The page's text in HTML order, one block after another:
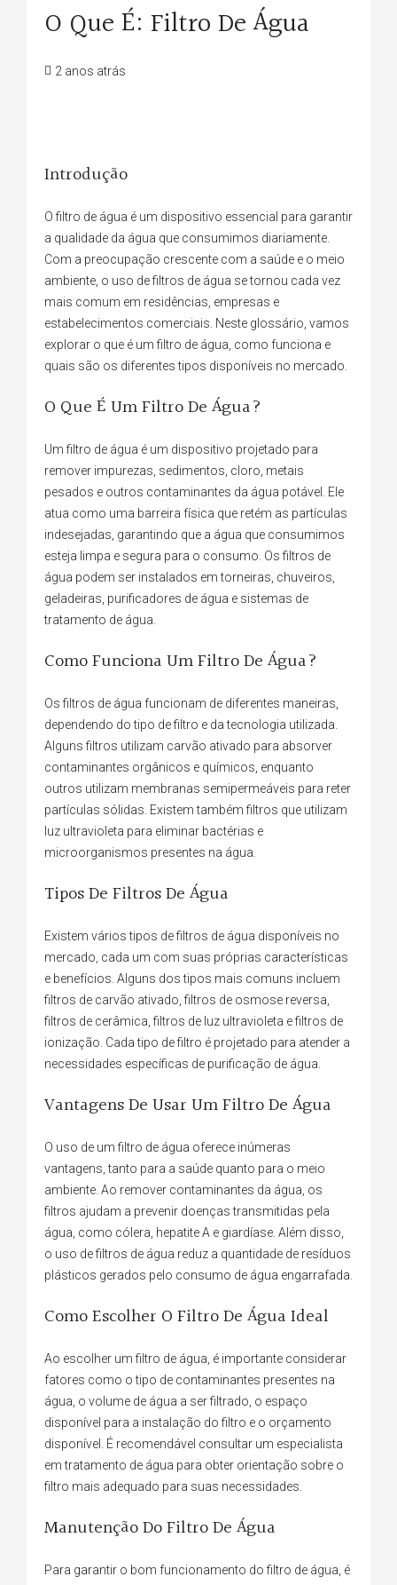
O Que É: Filtro De Água
2 anos atrás
Introdução
O filtro de água é um dispositivo essencial para garantir
a qualidade da água que consumimos diariamente.
Com a preocupação crescente com a saúde e o meio
ambiente, o uso de filtros de água se tornou cada vez
mais comum em residências, empresas e
estabelecimentos comerciais. Neste glossário, vamos
explorar o que é um filtro de água, como funciona e
quais são os diferentes tipos disponíveis no mercado.
O Que É Um Filtro De Água?
Um filtro de água é um dispositivo projetado para
remover impurezas, sedimentos, cloro, metais
pesados e outros contaminantes da água potável. Ele
atua como uma barreira física que retém as partículas
indesejadas, garantindo que a água que consumimos
esteja limpa e segura para o consumo. Os filtros de
água podem ser instalados em torneiras, chuveiros,
geladeiras, purificadores de água e sistemas de
tratamento de água.
Como Funciona Um Filtro De Água?
Os filtros de água funcionam de diferentes maneiras,
dependendo do tipo de filtro e da tecnologia utilizada.
Alguns filtros utilizam carvão ativado para absorver
contaminantes orgânicos e químicos, enquanto
outros utilizam membranas semipermeáveis para reter
partículas sólidas. Existem também filtros que utilizam
luz ultravioleta para eliminar bactérias e
microorganismos presentes na água.
Tipos De Filtros De Água
Existem vários tipos de filtros de água disponíveis no
mercado, cada um com suas próprias características
e benefícios. Alguns dos tipos mais comuns incluem
filtros de carvão ativado, filtros de osmose reversa,
filtros de cerâmica, filtros de luz ultravioleta e filtros de
ionização. Cada tipo de filtro é projetado para atender a
necessidades específicas de purificação de água.
Vantagens De Usar Um Filtro De Água
O uso de um filtro de água oferece inúmeras
vantagens, tanto para a saúde quanto para o meio
ambiente. Ao remover contaminantes da água, os
filtros ajudam a prevenir doenças transmitidas pela
água, como cólera, hepatite A e giardíase. Além disso,
o uso de filtros de água reduz a quantidade de resíduos
plásticos gerados pelo consumo de água engarrafada.
Como Escolher O Filtro De Água Ideal
Ao escolher um filtro de água, é importante considerar
fatores como o tipo de contaminantes presentes na
água, o volume de água a ser filtrado, o espaço
disponível para a instalação do filtro e o orçamento
disponível. É recomendável consultar um especialista
em tratamento de água para obter orientação sobre o
filtro mais adequado para suas necessidades.
Manutenção Do Filtro De Água
Para garantir o bom funcionamento do filtro de água, é